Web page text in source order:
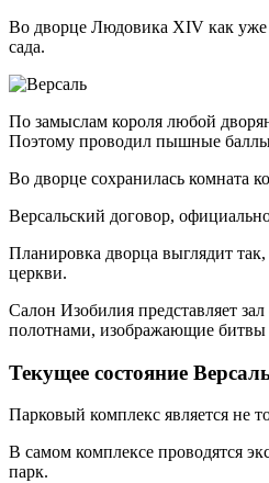
Во дворце Людовика XIV как уже
сада.
По замыслам короля любой
Поэтому проводил пышные баллы,
Во дворце сохранилась комната
Версальский договор,
Планировка дворца выглядит
церкви.
Салон Изобилия представляет
полотнами, изображающие битвы
Текущее состояние
Парковый комплекс является не
В самом комплексе проводятся
парк.